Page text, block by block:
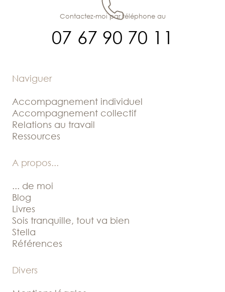
07 67 90 70 11
Contactez-moi par téléphone au
Naviguer
Accompagnement individuel
Accompagnement collectif
Relations au travail
Ressources
A propos...
... de moi
Blog
Livres
Sois tranquille, tout va bien
Stella
Références
Divers